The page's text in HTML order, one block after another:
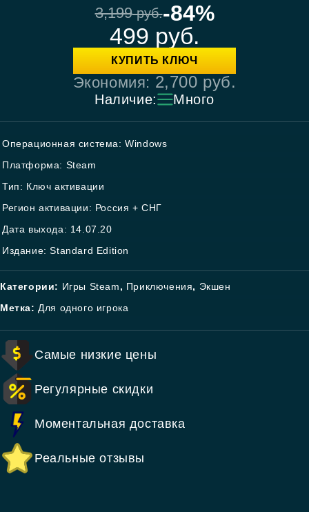
3,199руб.-84%
499 руб.
КУПИТЬ КЛЮЧ
Экономия: 2,700 руб.
Наличие: Много
Операционная система: Windows
Платформа: Steam
Тип: Ключ активации
Регион активации: Россия + СНГ
Дата выхода: 14.07.20
Издание: Standard Edition
Категории: Игры Steam, Приключения, Экшен
Метка: Для одного игрока
Самые низкие цены
Регулярные скидки
Моментальная доставка
Реальные отзывы